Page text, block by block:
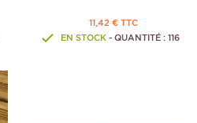
11,42 € TTC
EN STOCK - QUANTITÉ : 116